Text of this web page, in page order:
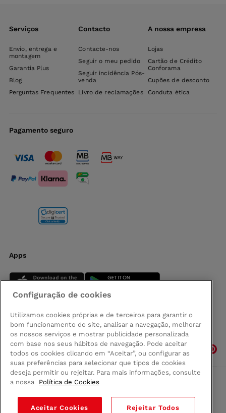
Serviços
Envio, entrega e
montagem
Garantia Plus
Blog
Perguntas Frequentes
Contacto
Contacte-nos
Seguir o meu pedido
Seguir incidência Pós-
venda
Livro de reclamações
A nossa empresa
Lojas
Cartão de Crédito
Conforama
Cupões de desconto
Conduta ética
Pagamento seguro
Apps
Siga-nos
Comprar na Madeira
Política de privacidad
Termos e Condições
Configuração de cookies
Utilizamos cookies próprias e de terceiros para garantir o
bom funcionamento do site, analisar a navegação, melhorar
os nossos serviços e mostrar publicidade personalizada
com base nos seus hábitos de navegação. Pode aceitar
todos os cookies clicando em “Aceitar”, ou configurar as
suas preferências para selecionar que tipos de cookies
deseja permitir ou rejeitar. Para mais informações, consulte
a nossa
Política de Cookies
Aceitar Cookies Rejeitar Todos